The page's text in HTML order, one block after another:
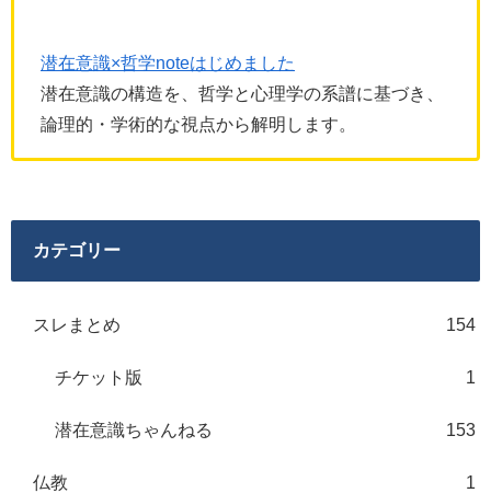
潜在意識×哲学noteはじめました
潜在意識の構造を、哲学と心理学の系譜に基づき、
論理的・学術的な視点から解明します。
カテゴリー
スレまとめ 154
チケット版 1
潜在意識ちゃんねる 153
仏教 1